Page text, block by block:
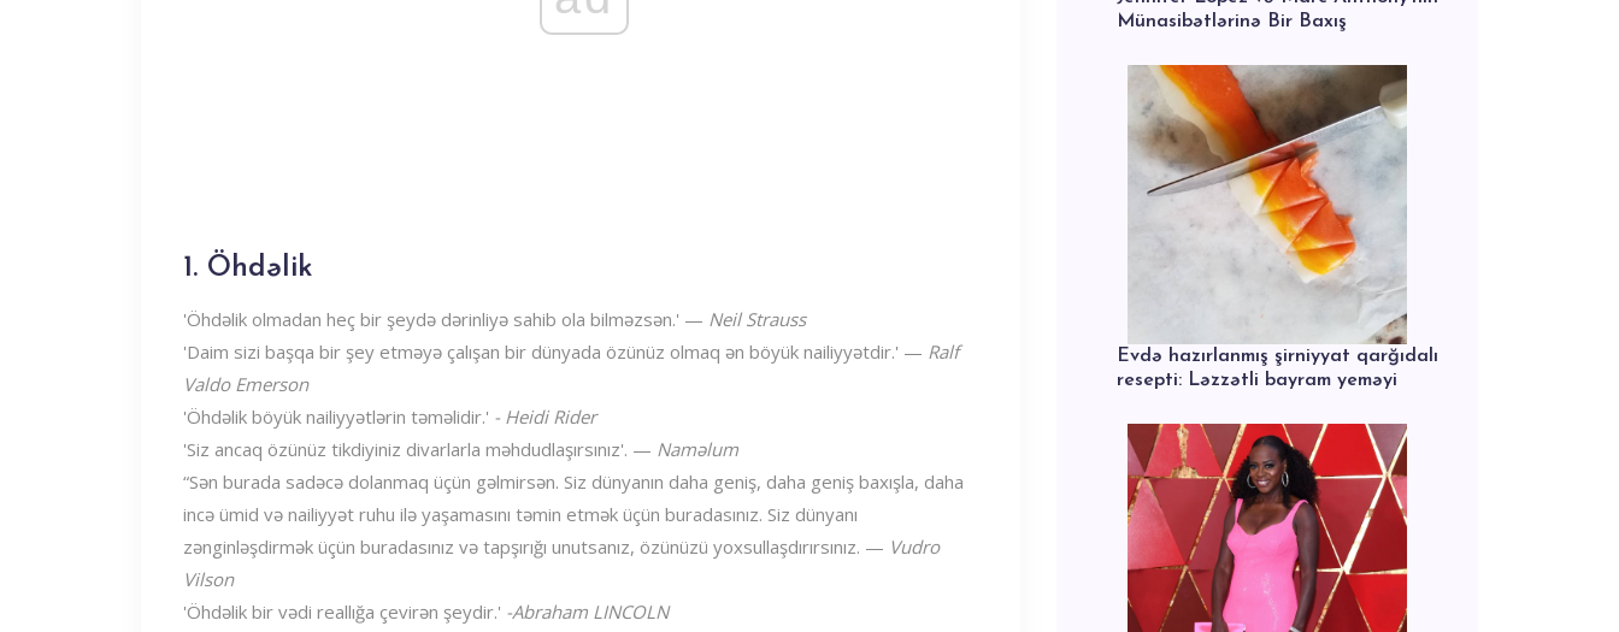
1. Öhdəlik
'Öhdəlik olmadan heç bir şeydə dərinliyə sahib ola bilməzsən.' — Neil Strauss
'Daim sizi başqa bir şey etməyə çalışan bir dünyada özünüz olmaq ən böyük nailiyyətdir.' — Ralf
Valdo Emerson
'Öhdəlik böyük nailiyyətlərin təməlidir.' - Heidi Rider
'Siz ancaq özünüz tikdiyiniz divarlarla məhdudlaşırsınız'. — Naməlum
“Sən burada sadəcə dolanmaq üçün gəlmirsən. Siz dünyanın daha geniş, daha geniş baxışla, daha
incə ümid və nailiyyət ruhu ilə yaşamasını təmin etmək üçün buradasınız. Siz dünyanı
zənginləşdirmək üçün buradasınız və tapşırığı unutsanız, özünüzü yoxsullaşdırırsınız. — Vudro
Vilson
'Öhdəlik bir vədi reallığa çevirən şeydir.' -Abraham LINCOLN
Münasibətlərinə Bir Baxış
Evdə hazırlanmış şirniyyat qarğıdalı
resepti: Ləzzətli bayram yeməyi